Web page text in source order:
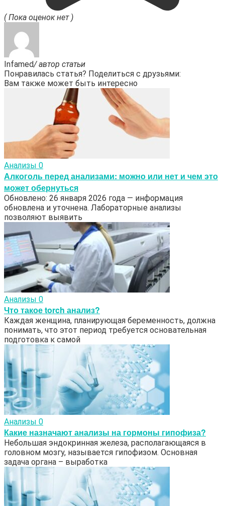
( Пока оценок нет )
Infamed/ автор статьи
Понравилась статья? Поделиться с друзьями:
Вам также может быть интересно
Анализы 0
Алкоголь перед анализами: можно или нет и чем это
может обернуться
Обновлено: 26 января 2026 года — информация
обновлена и уточнена. Лабораторные анализы
позволяют выявить
Анализы 0
Что такое torch анализ?
Каждая женщина, планирующая беременность, должна
понимать, что этот период требуется основательная
подготовка к самой
Анализы 0
Какие назначают анализы на гормоны гипофиза?
Небольшая эндокринная железа, располагающаяся в
головном мозгу, называется гипофизом. Основная
задача органа – выработка